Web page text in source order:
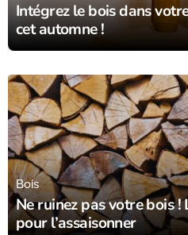
Intégrez le bois dans
cet automne !
Ne ruinez pas votre bois
pour l’assaisonner
Bois